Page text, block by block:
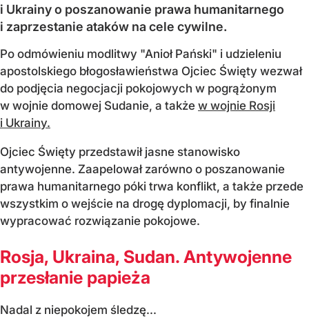
i Ukrainy o poszanowanie prawa humanitarnego
i zaprzestanie ataków na cele cywilne.
Po odmówieniu modlitwy "Anioł Pański" i udzieleniu
apostolskiego błogosławieństwa Ojciec Święty wezwał
do podjęcia negocjacji pokojowych w pogrążonym
w wojnie domowej Sudanie, a także w wojnie Rosji
i Ukrainy.
Ojciec Święty przedstawił jasne stanowisko
antywojenne. Zaapelował zarówno o poszanowanie
prawa humanitarnego póki trwa konflikt, a także przede
wszystkim o wejście na drogę dyplomacji, by finalnie
wypracować rozwiązanie pokojowe.
Rosja, Ukraina, Sudan. Antywojenne
przesłanie papieża
Nadal z niepokojem śledzę...